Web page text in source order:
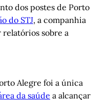
dos postes de Porto
do STJ, a companhia
sobre a
Alegre foi a única
da saúde a alcançar